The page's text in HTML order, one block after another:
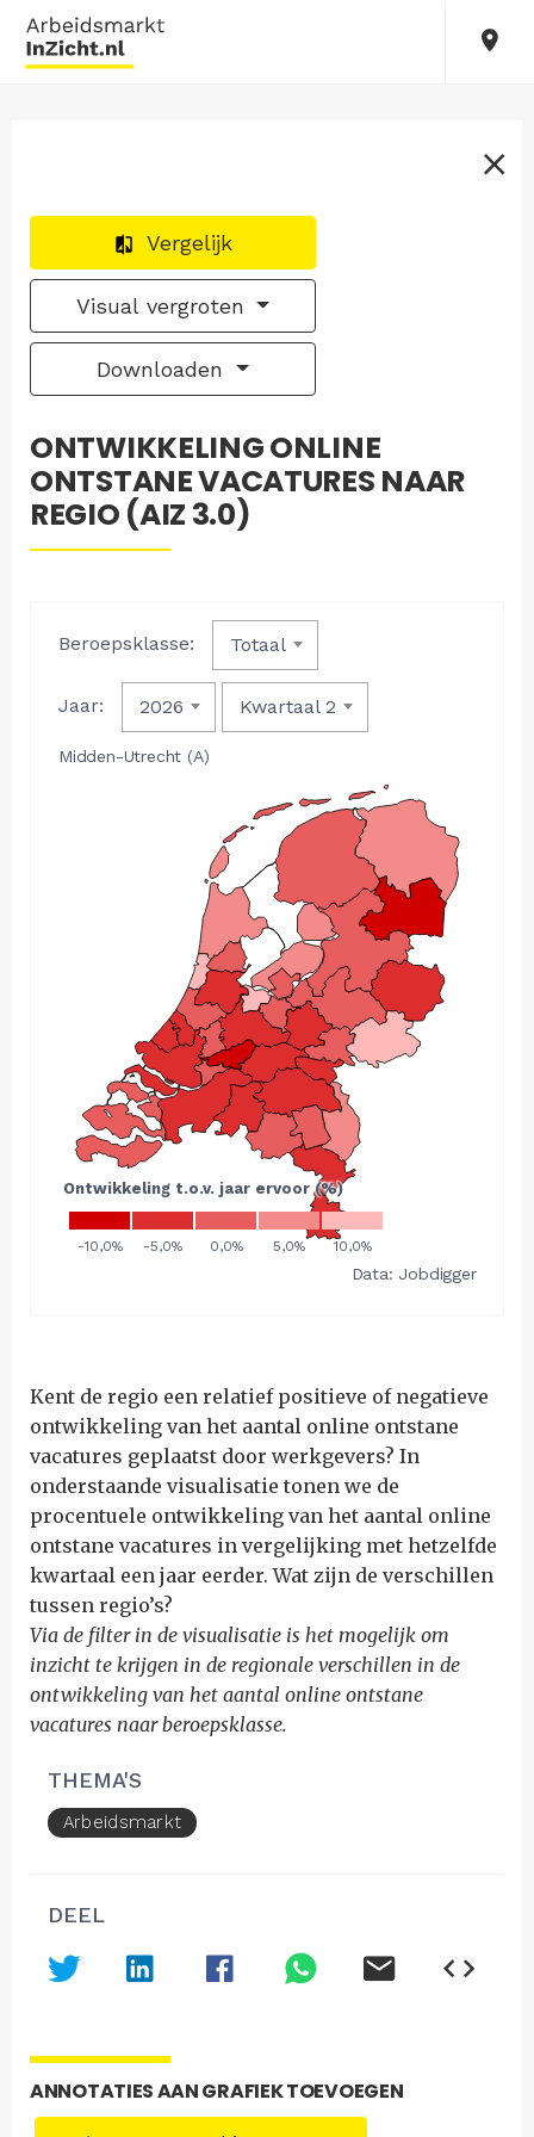
Vergelijk
Visual vergroten
Downloaden
ONTWIKKELING ONLINE
ONTSTANE VACATURES NAAR
REGIO (AIZ 3.0)
Kent de regio een relatief positieve of negatieve
ontwikkeling van het aantal online ontstane
vacatures geplaatst door werkgevers? In
onderstaande visualisatie tonen we de
procentuele ontwikkeling van het aantal online
ontstane vacatures in vergelijking met hetzelfde
kwartaal een jaar eerder. Wat zijn de verschillen
tussen regio’s?
Via de filter in de visualisatie is het mogelijk om
inzicht te krijgen in de regionale verschillen in de
ontwikkeling van het aantal online ontstane
vacatures naar beroepsklasse.
THEMA'S
Arbeidsmarkt
DEEL
ANNOTATIES AAN GRAFIEK TOEVOEGEN